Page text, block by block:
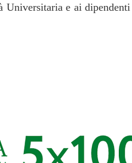
Universitaria e ai